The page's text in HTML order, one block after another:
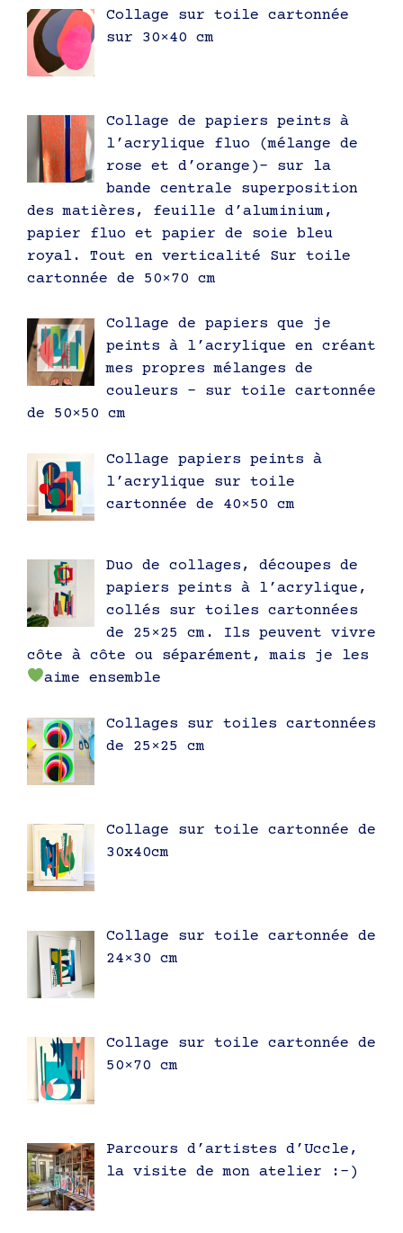
Collage sur toile cartonnée
sur 30×40 cm
Collage de papiers peints à
l’acrylique fluo (mélange de
rose et d’orange)- sur la
bande centrale superposition
des matières, feuille d’aluminium,
papier fluo et papier de soie bleu
royal. Tout en verticalité Sur toile
cartonnée de 50×70 cm
Collage de papiers que je
peints à l’acrylique en créant
mes propres mélanges de
couleurs – sur toile cartonnée
de 50×50 cm
Collage papiers peints à
l’acrylique sur toile
cartonnée de 40×50 cm
Duo de collages, découpes de
papiers peints à l’acrylique,
collés sur toiles cartonnées
de 25×25 cm. Ils peuvent vivre
côte à côte ou séparément, mais je les
aime ensemble
Collages sur toiles cartonnées
de 25×25 cm
Collage sur toile cartonnée de
30x40cm
Collage sur toile cartonnée de
24×30 cm
Collage sur toile cartonnée de
50×70 cm
Parcours d’artistes d’Uccle,
la visite de mon atelier :-)